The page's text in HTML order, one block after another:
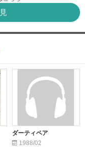
ダーティペア
1988/02